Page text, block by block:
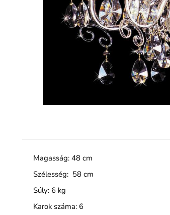
Magasság: 48 cm
Szélesség: 58 cm
Súly: 6 kg
Karok száma: 6